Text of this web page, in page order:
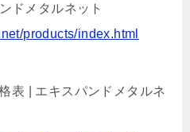
ドメタルネット
products/index.html
表 | エキスパンドメタルネ